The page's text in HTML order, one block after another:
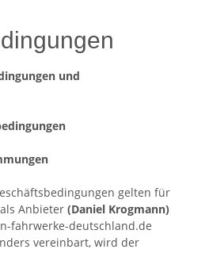
und
gelten für
Anbieter (Daniel Krogmann)
fahrwerke-deutschland.de
vereinbart, wird der